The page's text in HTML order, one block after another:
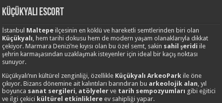
Küçükyalı Escort
İstanbul Maltepe ilçesinin en köklü ve hareketli semtlerinden biri olan
Küçükyalı , hem tarihi dokusu hem de modern yaşam olanaklarıyla dikkat
çekiyor. Marmara Denizi’ne kıyısı olan bu özel semt, sakin sahil şeridi ile
şehrin karmaşasından uzaklaşmak isteyenler için ideal bir kaçış noktası
sunuyor.
Küçükyalı’nın kültürel zenginliği, özellikle Küçükyalı ArkeoPark ile öne
çıkıyor. Bizans dönemine ait kalıntıları barındıran bu arkeolojik alan , yıl
boyunca sanat sergileri atölyeler ve tarih sempozyumları gibi eğitici
ve ilgi çekici kültürel etkinliklere ev sahipliği yapar.